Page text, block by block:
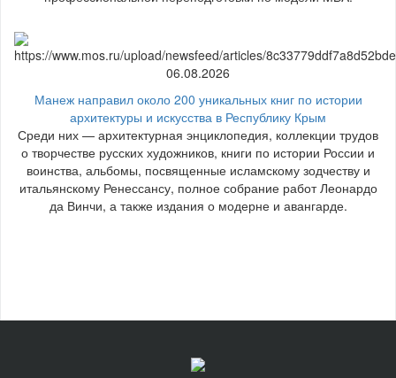
06.08.2026
Манеж направил около 200 уникальных книг по истории
архитектуры и искусства в Республику Крым
Среди них — архитектурная энциклопедия, коллекции трудов
о творчестве русских художников, книги по истории России и
воинства, альбомы, посвященные исламскому зодчеству и
итальянскому Ренессансу, полное собрание работ Леонардо
да Винчи, а также издания о модерне и авангарде.